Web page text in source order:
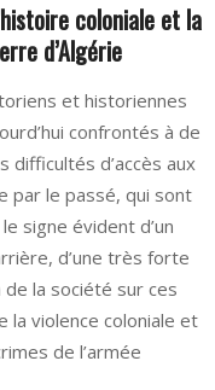
coloniale et la
d’Algérie
et historiennes
confrontés à de
difficultés d’accès aux
par le passé, qui sont
signe évident d’un
d’une très forte
de la société sur ces
la violence coloniale et
de l’armée